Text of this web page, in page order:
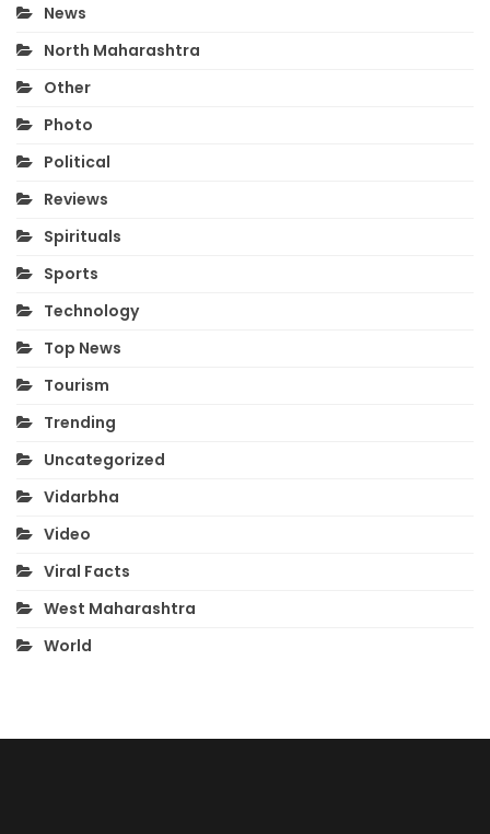
News
North Maharashtra
Other
Photo
Political
Reviews
Spirituals
Sports
Technology
Top News
Tourism
Trending
Uncategorized
Vidarbha
Video
Viral Facts
West Maharashtra
World